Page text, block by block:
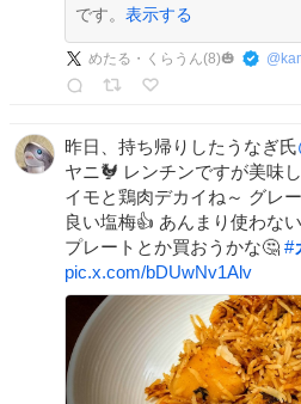
です。 表示する
めたる・くらうん(8)🎃 @
昨日、持ち帰りしたうなぎ氏
ヤニ🐓 レンチンですが美味
イモと鶏肉デカイね～ グレ
良い塩梅👍 あんまり使わな
プレートとか買おうかな🤔 #
pic.x.com/bDUwNv1Alv